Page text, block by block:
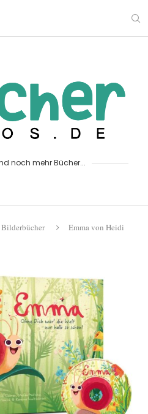
noch mehr Bücher...
Bilderbücher
Emma von Heidi